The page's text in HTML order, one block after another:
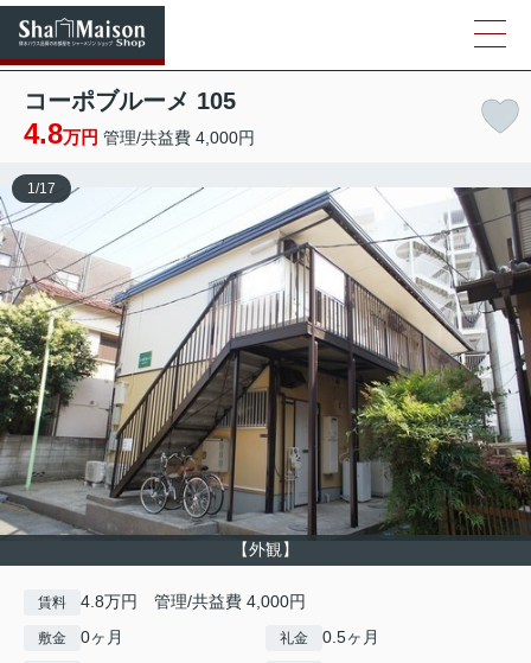
コーポブルーメ 105
4.8万円 管理/共益費 4,000円
【外観】
1 /17
賃料 4.8万円 管理/共益費 4,000円
敷金 0ヶ月 礼金 0.5ヶ月